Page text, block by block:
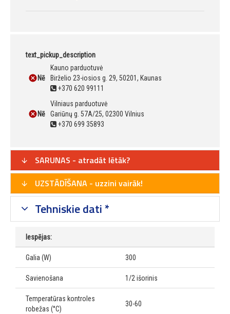
text_pickup_description
Nē
Kauno parduotuvė
Birželio 23-iosios g. 29, 50201, Kaunas
+370 620 99111
Nē
Vilniaus parduotuvė
Gariūnų g. 57A/25, 02300 Vilnius
+370 699 35893
SARUNAS - atradāt lētāk?
UZSTĀDĪŠANA - uzzini vairāk!
Tehniskie dati *
Iespējas:
Galia (W) 300
Savienošana 1/2 išorinis
Temperatūras kontroles
robežas (°C)
30-60